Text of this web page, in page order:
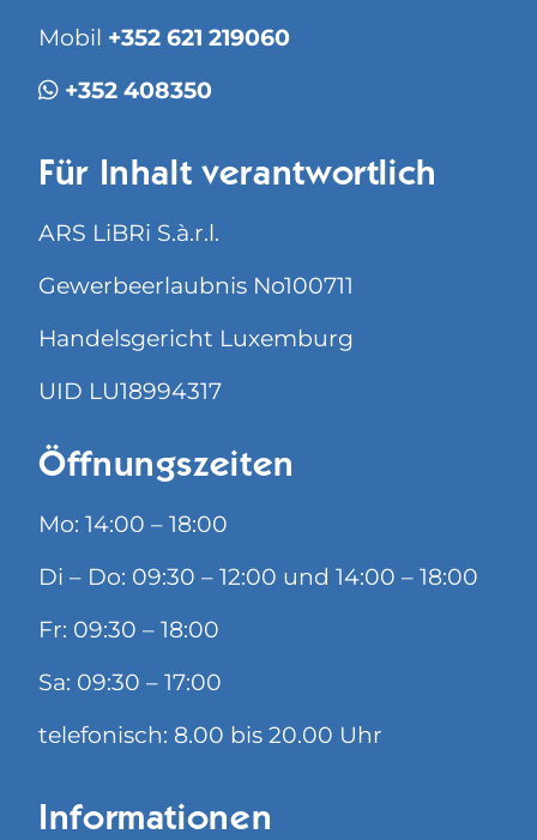
Mobil +352 621 219060
+352 408350
Für Inhalt verantwortlich
ARS LiBRi S.à.r.l.
Gewerbeerlaubnis No100711
Handelsgericht Luxemburg
UID LU18994317
Öffnungszeiten
Mo: 14:00 – 18:00
Di – Do: 09:30 – 12:00 und 14:00 – 18:00
Fr: 09:30 – 18:00
Sa: 09:30 – 17:00
telefonisch: 8.00 bis 20.00 Uhr
Informationen